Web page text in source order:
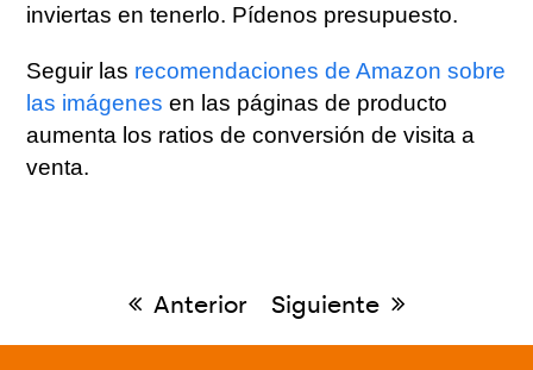
inviertas en tenerlo. Pídenos presupuesto.
Seguir las recomendaciones de Amazon sobre
las imágenes en las páginas de producto
aumenta los ratios de conversión de visita a
venta.
previous
post:
Anterior
next
post:
Siguiente